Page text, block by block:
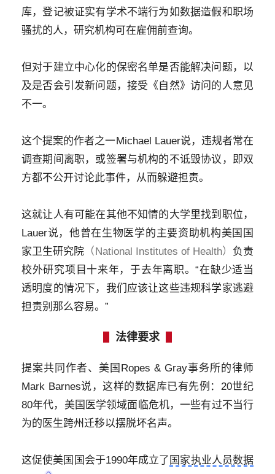
库，登记被证实有学术不端行为如数据造假和职场
骚扰的人，研究机构可在雇佣前查询。
但对于建立中心化的保密名单是否能解决问题，以
及是否会引发新问题，接受《自然》访问的人意见
不一。
这个提案的作者之一Michael Lauer说，违规者常在
调查期间离职，或签署与机构的不诋毁协议，即双
方都不公开讨论此事件，从而躲避担责。
这就让人有可能在其他不知情的大学里找到职位，
Lauer说，他曾在生物医学的主要资助机构美国国
家卫生研究院 （National Institutes of Health） 负责
校外研究项目十来年，于去年离职。“在缺少适当
透明度的情况下，我们应该让这些违规科学家逃避
担责别那么容易。”
法律要求
提案共同作者、美国Ropes & Gray事务所的律师
Mark Barnes说，这样的数据库已有先例：20世纪
80年代，美国医学领域面临危机，一些有过不当行
为的医生跨州迁移以摆脱坏名声。
这促使美国国会于1990年成立了 国家执业人员数据